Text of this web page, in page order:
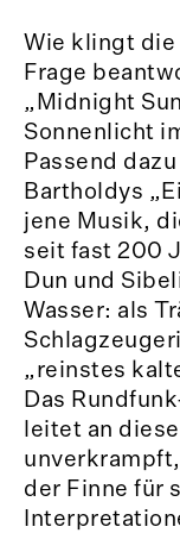
Wie klingt die
Frage
„Midnight
Sonnenlicht
Passend
Bartholdys
jene Musik,
seit fast 200
Dun und
Wasser: als
„reinstes
Das
leitet an
der Finne für